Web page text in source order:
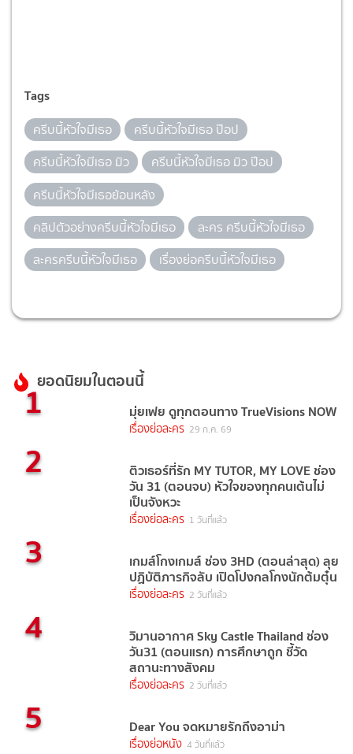
Tags
ครีบนี้หัวใจมีเธอ
ครีบนี้หัวใจมีเธอ ป๊อป
ครีบนี้หัวใจมีเธอ มิว
ครีบนี้หัวใจมีเธอ มิว ป๊อป
ครีบนี้หัวใจมีเธอย้อนหลัง
คลิปตัวอย่างครีบนี้หัวใจมีเธอ
ละคร ครีบนี้หัวใจมีเธอ
ละครครีบนี้หัวใจมีเธอ
เรื่องย่อครีบนี้หัวใจมีเธอ
ยอดนิยมในตอนนี้
1 มุ่ยเฟย ดูทุกตอนทาง TrueVisions NOW
เรื่องย่อละคร 29 ก.ค. 69
2 ติวเธอร์ที่รัก MY TUTOR, MY LOVE ช่อง
วัน 31 (ตอนจบ) หัวใจของทุกคนเต้นไม่
เป็นจังหวะ
เรื่องย่อละคร 1 วันที่แล้ว
3 เกมส์โกงเกมส์ ช่อง 3HD (ตอนล่าสุด) ลุย
ปฏิบัติภารกิจลับ เปิดโปงกลโกงนักต้มตุ๋น
เรื่องย่อละคร 2 วันที่แล้ว
4 วิมานอากาศ Sky Castle Thailand ช่อง
วัน31 (ตอนแรก) การศึกษาถูก ชี้วัด
สถานะทางสังคม
เรื่องย่อละคร 2 วันที่แล้ว
5 Dear You จดหมายรักถึงอาม่า
เรื่องย่อหนัง 4 วันที่แล้ว